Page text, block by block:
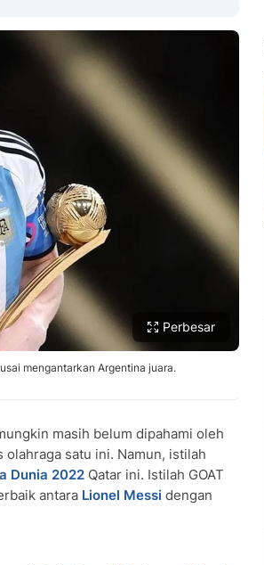
Perbesar
mengantarkan Argentina juara.
masih belum dipahami oleh
satu ini. Namun, istilah
Dunia 2022 Qatar ini. Istilah GOAT
antara Lionel Messi dengan